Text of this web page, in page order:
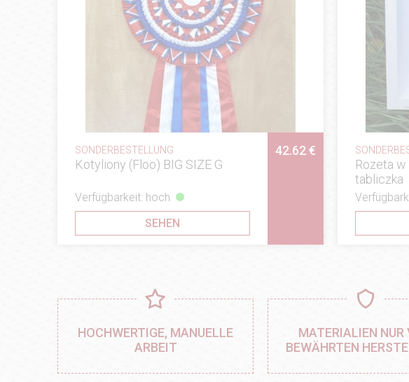
SONDERBESTELLUNG
Kotyliony (Floo) BIG SIZE G
42.62 €
Verfügbarkeit: hoch
SEHEN
Rozeta
tabliczka
HOCHWERTIGE, MANUELLE
ARBEIT
MATERIALIEN NUR
BEWÄHRTEN